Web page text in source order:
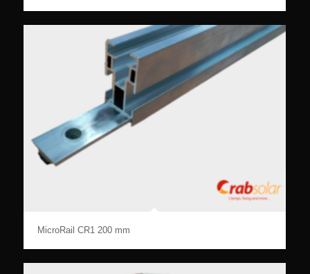
MicroRail CR1 200 mm